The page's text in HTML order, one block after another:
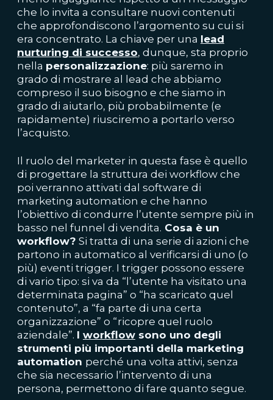
che lo invita a consultare nuovi contenuti
che approfondiscono l’argomento su cui si
era concentrato. La chiave per una lead
nurturing di successo, dunque, sta proprio
nella personalizzazione: più saremo in
grado di mostrare al lead che abbiamo
compreso il suo bisogno e che siamo in
grado di aiutarlo, più probabilmente (e
rapidamente) riusciremo a portarlo verso
l’acquisto.
Il ruolo del marketer in questa fase è quello
di progettare la struttura dei workflow che
poi verranno attivati dal software di
marketing automation e che hanno
l’obiettivo di condurre l’utente sempre più in
basso nel funnel di vendita. Cosa è un
workflow? Si tratta di una serie di azioni che
partono in automatico al verificarsi di uno (o
più) eventi trigger. I trigger possono essere
di vario tipo: si va da “l’utente ha visitato una
determinata pagina” o “ha scaricato quel
contenuto”, a “fa parte di una certa
organizzazione” o “ricopre quel ruolo
aziendale”. I workflow sono uno degli
strumenti più importanti della marketing
automation perché una volta attivi, senza
che sia necessario l’intervento di una
persona, permettono di fare quanto segue.